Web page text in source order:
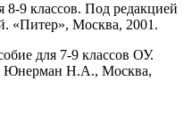
9 классов. Под редакцией
«Питер», Москва, 2001.
для 7-9 классов ОУ.
Юнерман Н.А., Москва,